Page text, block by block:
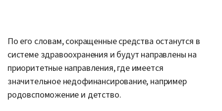
По его словам, сокращенные средства останутся в
системе здравоохранения и будут направлены на
приоритетные направления, где имеется
значительное недофинансирование, например
родовспоможение и детство.